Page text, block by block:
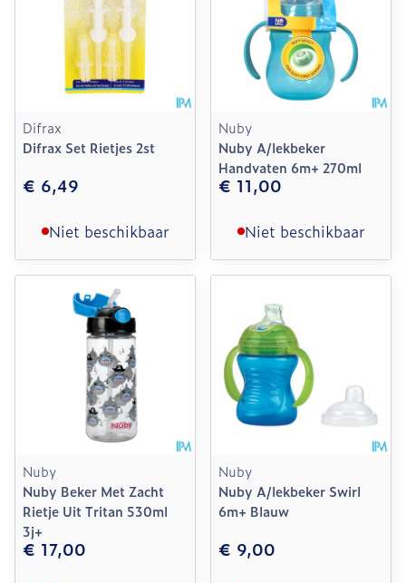
Difrax
Difrax Set Rietjes 2st
€ 6,49
Niet beschikbaar
Nuby
Nuby A/lekbeker
Handvaten 6m+ 270ml
€ 11,00
Niet beschikbaar
Nuby
Nuby Beker Met Zacht
Rietje Uit Tritan 530ml
3j+
€ 17,00
Nuby
Nuby A/lekbeker Swirl
6m+ Blauw
€ 9,00